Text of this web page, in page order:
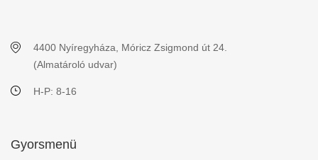
4400 Nyíregyháza, Móricz Zsigmond út 24.
(Almatároló udvar)
H-P: 8-16
Gyorsmenü